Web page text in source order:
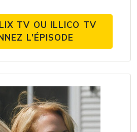
TV OU ILLICO TV
L’ÉPISODE